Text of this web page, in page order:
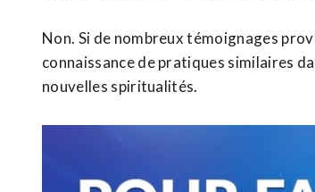
Non. Si de nombreux témoignages
connaissance de pratiques similaires
nouvelles spiritualités.